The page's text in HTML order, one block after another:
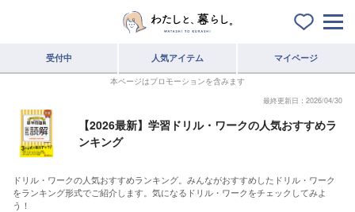
受付中 人気アイテム マイページ
本ページはプロモーションを含みます
最終更新日：2026/04/30
【2026最新】学習ドリル・ワークの人気おすすめラ
ンキング
ドリル・ワークの人気おすすめランキング。みんながおすすめしたドリル・ワーク
をランキング形式でご紹介します。気になるドリル・ワークをチェックしてみよ
う！